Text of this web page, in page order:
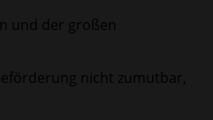
und der großen
nicht zumutbar,